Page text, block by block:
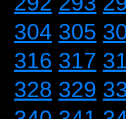
304 305
316 317
328 329